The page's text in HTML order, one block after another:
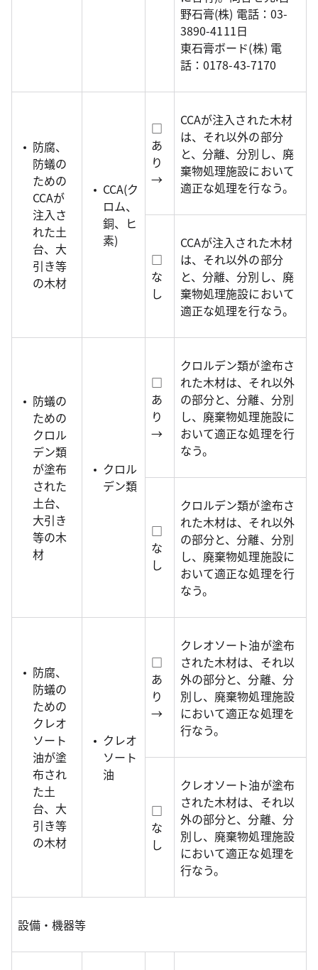
野石膏(株) 電話：03-
3890-4111日
東石膏ボード(株) 電
話：0178-43-7170
防腐、
防蟻の
ための
CCAが
注入さ
れた土
台、大
引き等
の木材
CCA(ク
ロム、
銅、ヒ
素)
□
あ
り
→
CCAが注入された木材
は、それ以外の部分
と、分離、分別し、廃
棄物処理施設において
適正な処理を行なう。
□
な
し
CCAが注入された木材
は、それ以外の部分
と、分離、分別し、廃
棄物処理施設において
適正な処理を行なう。
防蟻の
ための
クロル
デン類
が塗布
された
土台、
大引き
等の木
材
クロル
デン類
□
あ
り
→
クロルデン類が塗布さ
れた木材は、それ以外
の部分と、分離、分別
し、廃棄物処理施設に
おいて適正な処理を行
なう。
□
な
し
クロルデン類が塗布さ
れた木材は、それ以外
の部分と、分離、分別
し、廃棄物処理施設に
おいて適正な処理を行
なう。
防腐、
防蟻の
ための
クレオ
ソート
油が塗
布され
た土
台、大
引き等
の木材
クレオ
ソート
油
□
あ
り
→
クレオソート油が塗布
された木材は、それ以
外の部分と、分離、分
別し、廃棄物処理施設
において適正な処理を
行なう。
□
な
し
クレオソート油が塗布
された木材は、それ以
外の部分と、分離、分
別し、廃棄物処理施設
において適正な処理を
行なう。
設備・機器等